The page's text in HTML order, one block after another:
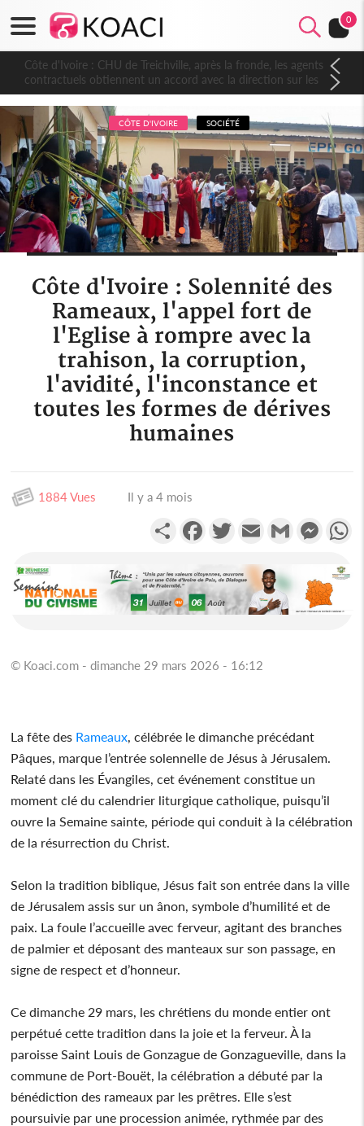
0
Côte d'Ivoire : CHU de Treichville, après la fronde, les agents
contractuels obtiennent un accord avec la direction sur les
arriérés du SMIG 2023
CÔTE D'IVOIRE SOCIÉTÉ
Côte d'Ivoire : Solennité des
Rameaux, l'appel fort de
l'Eglise à rompre avec la
trahison, la corruption,
l'avidité, l'inconstance et
toutes les formes de dérives
humaines
1884 Vues Il y a 4 mois
PartagerFacebookTwitterEmail Gmail
© Koaci.com - dimanche 29 mars 2026 - 16:12
La fête des Rameaux, célébrée le dimanche précédant
Pâques, marque l’entrée solennelle de Jésus à Jérusalem.
Relaté dans les Évangiles, cet événement constitue un
moment clé du calendrier liturgique catholique, puisqu’il
ouvre la Semaine sainte, période qui conduit à la célébration
de la résurrection du Christ.
Selon la tradition biblique, Jésus fait son entrée dans la ville
de Jérusalem assis sur un ânon, symbole d’humilité et de
paix. La foule l’accueille avec ferveur, agitant des branches
de palmier et déposant des manteaux sur son passage, en
signe de respect et d’honneur.
Ce dimanche 29 mars, les chrétiens du monde entier ont
perpétué cette tradition dans la joie et la ferveur. À la
paroisse Saint Louis de Gonzague de Gonzagueville, dans la
commune de Port-Bouët, la célébration a débuté par la
bénédiction des rameaux par les prêtres. Elle s’est
poursuivie par une procession animée, rythmée par des